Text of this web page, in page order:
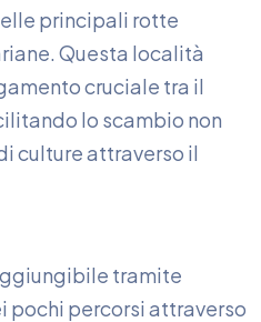
principali rotte
Questa località
cruciale tra il
lo scambio non
culture attraverso il
tramite
pochi percorsi attraverso